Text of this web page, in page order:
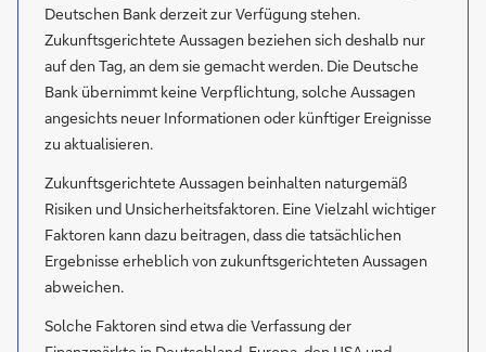
Deutschen Bank derzeit zur Verfügung stehen.
Zukunftsgerichtete Aussagen beziehen sich deshalb nur
auf den Tag, an dem sie gemacht werden. Die Deutsche
Bank übernimmt keine Verpflichtung, solche Aussagen
angesichts neuer Informationen oder künftiger Ereignisse
zu aktualisieren.
Zukunftsgerichtete Aussagen beinhalten naturgemäß
Risiken und Unsicherheitsfaktoren. Eine Vielzahl wichtiger
Faktoren kann dazu beitragen, dass die tatsächlichen
Ergebnisse erheblich von zukunftsgerichteten Aussagen
abweichen.
Solche Faktoren sind etwa die Verfassung der